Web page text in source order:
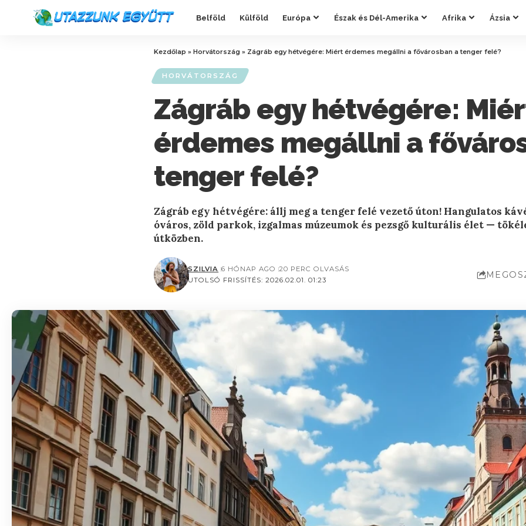
Belföld Külföld Európa Észak és Dél-Amerika Afrika Ázsia
Kezdőlap » Horvátország » Zágráb egy hétvégére: Miért érdemes megállni a fővárosban a tenger felé?
HORVÁTORSZÁG
Zágráb egy hétvégére:
érdemes megállni a
tenger felé?
Zágráb egy hétvégére: állj meg a tenger felé vezető úton! Hangulatos
óváros, zöld parkok, izgalmas múzeumok és pezsgő kulturális élet —
útközben.
UTOLSÓ FRISSÍTÉS: 2026.02.01. 01:23
SZILVIA 6 HÓNAP AGO 20 PERC OLVASÁS